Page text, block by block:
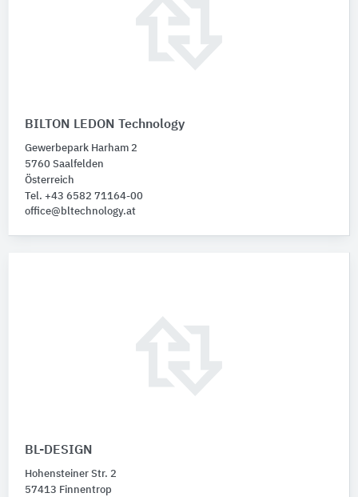
BILTON LEDON Technology
Gewerbepark Harham 2
5760 Saalfelden
Österreich
Tel. +43 6582 71164-00
office@bltechnology.at
BL-DESIGN
Hohensteiner Str. 2
57413 Finnentrop